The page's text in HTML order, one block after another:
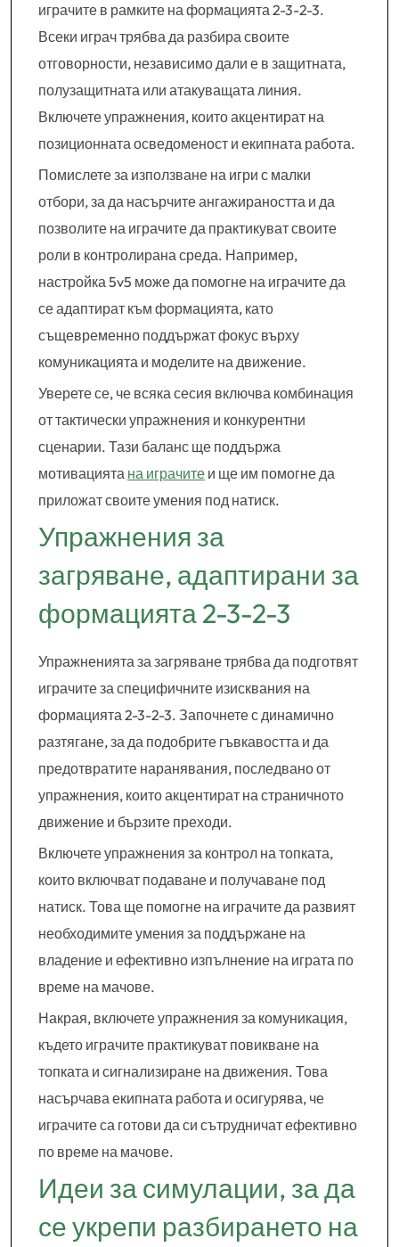
играчите в рамките на формацията 2-3-2-3.
Всеки играч трябва да разбира своите
отговорности, независимо дали е в защитната,
полузащитната или атакуващата линия.
Включете упражнения, които акцентират на
позиционната осведоменост и екипната работа.
Помислете за използване на игри с малки
отбори, за да насърчите ангажираността и да
позволите на играчите да практикуват своите
роли в контролирана среда. Например,
настройка 5v5 може да помогне на играчите да
се адаптират към формацията, като
същевременно поддържат фокус върху
комуникацията и моделите на движение.
Уверете се, че всяка сесия включва комбинация
от тактически упражнения и конкурентни
сценарии. Тази баланс ще поддържа
мотивацията на играчите и ще им помогне да
приложат своите умения под натиск.
Упражнения за
загряване, адаптирани за
формацията 2-3-2-3
Упражненията за загряване трябва да подготвят
играчите за специфичните изисквания на
формацията 2-3-2-3. Започнете с динамично
разтягане, за да подобрите гъвкавостта и да
предотвратите наранявания, последвано от
упражнения, които акцентират на страничното
движение и бързите преходи.
Включете упражнения за контрол на топката,
които включват подаване и получаване под
натиск. Това ще помогне на играчите да развият
необходимите умения за поддържане на
владение и ефективно изпълнение на играта по
време на мачове.
Накрая, включете упражнения за комуникация,
където играчите практикуват повикване на
топката и сигнализиране на движения. Това
насърчава екипната работа и осигурява, че
играчите са готови да си сътрудничат ефективно
по време на мачове.
Идеи за симулации, за да
се укрепи разбирането на